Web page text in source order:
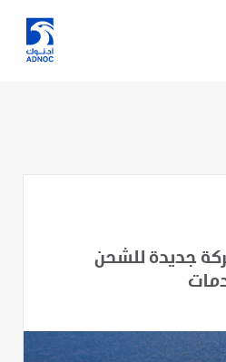
جديدة للشحن